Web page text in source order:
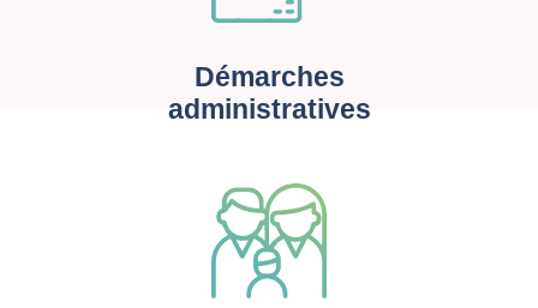
Démarches
administratives